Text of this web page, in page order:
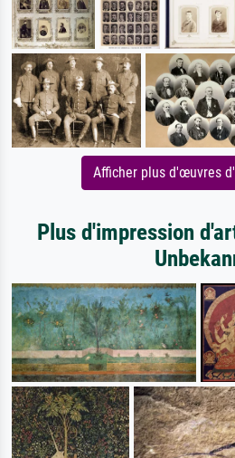
Afficher plus d'œuvres
Plus d'impression